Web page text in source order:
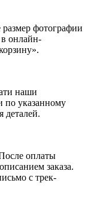
фотографии
онлайн-
наши
по указанному
деталей.
оплаты
заказа.
с трек-